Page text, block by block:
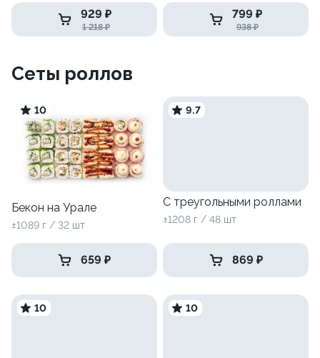
929 ₽
1 218 ₽
799 ₽
938 ₽
Сеты роллов
10
Бекон на Урале
±1089 г / 32 шт
659 ₽
9.7
С треугольными роллами
±1208 г / 48 шт
869 ₽
10 10